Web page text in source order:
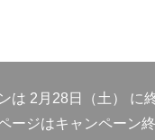
は 2月28日（土） に
ージはキャンペーン